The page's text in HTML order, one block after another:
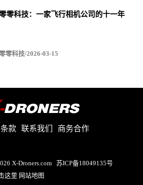
零科技：一家飞行相机公司的十一年
零科技/2026-03-15
款 联系我们
商务合作
X-Droners.com 苏ICP备18049135号
这里 网站地图